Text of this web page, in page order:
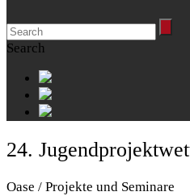
Search
24.
Oase / Projekte und Seminare